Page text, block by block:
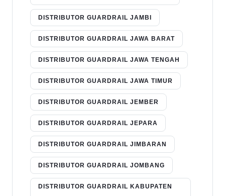
DISTRIBUTOR GUARDRAIL JAMBI
DISTRIBUTOR GUARDRAIL JAWA BARAT
DISTRIBUTOR GUARDRAIL JAWA TENGAH
DISTRIBUTOR GUARDRAIL JAWA TIMUR
DISTRIBUTOR GUARDRAIL JEMBER
DISTRIBUTOR GUARDRAIL JEPARA
DISTRIBUTOR GUARDRAIL JIMBARAN
DISTRIBUTOR GUARDRAIL JOMBANG
DISTRIBUTOR GUARDRAIL KABUPATEN